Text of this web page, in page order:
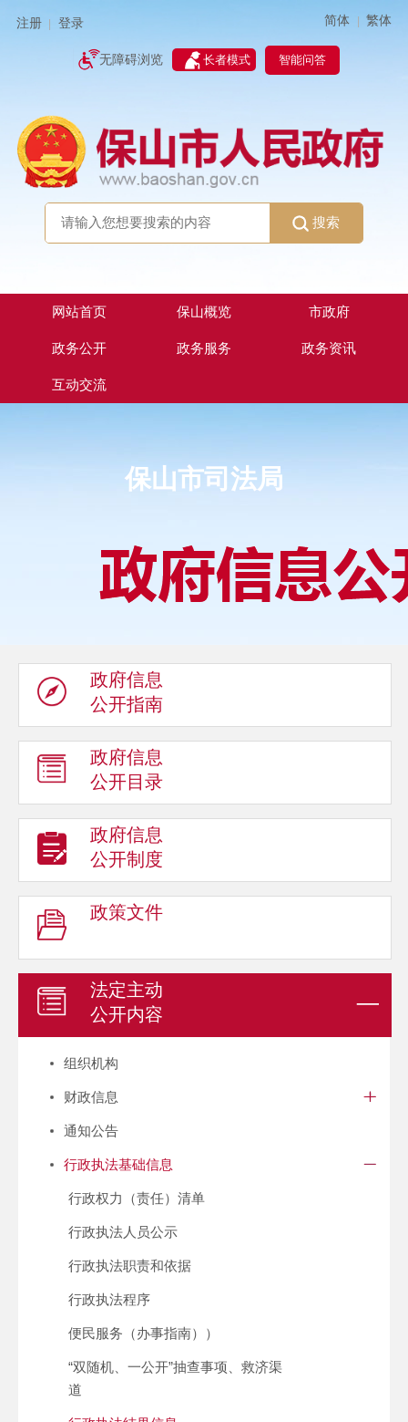
注册 登录 简体 | 繁体
无障碍浏览 长者模式 智能问答
搜索
网站首页 保山概览 市政府
政务公开 政务服务 政务资讯
互动交流
保山市司法局
政府信息
公开指南
政府信息
公开目录
政府信息
公开制度
政策文件
法定主动
公开内容
组织机构
财政信息
通知公告
行政执法基础信息
行政权力（责任）清单
行政执法人员公示
行政执法职责和依据
行政执法程序
便民服务（办事指南））
“双随机、一公开”抽查事项、救济渠
道